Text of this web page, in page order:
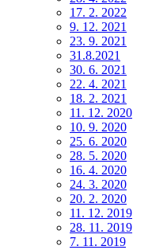
17. 2. 2022
9. 12. 2021
23. 9. 2021
31.8.2021
30. 6. 2021
22. 4. 2021
18. 2. 2021
11. 12. 2020
10. 9. 2020
25. 6. 2020
28. 5. 2020
16. 4. 2020
24. 3. 2020
20. 2. 2020
11. 12. 2019
28. 11. 2019
7. 11. 2019